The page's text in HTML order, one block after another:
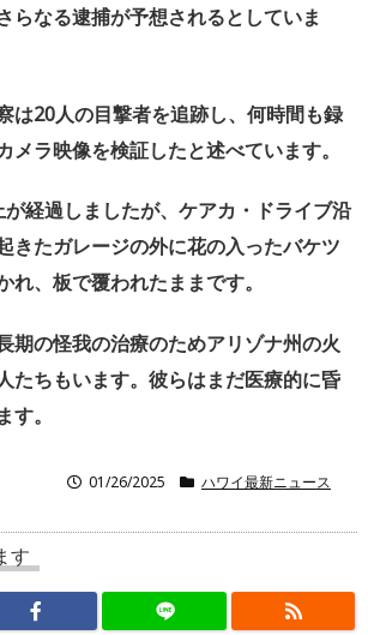
らなる逮捕が予想されるとしていま
は20人の目撃者を追跡し、何時間も録
メラ映像を検証したと述べています。
が経過しましたが、ケアカ・ドライブ沿
きたガレージの外に花の入ったバケツ
れ、板で覆われたままです。
期の怪我の治療のためアリゾナ州の火
たちもいます。彼らはまだ医療的に昏
。
01/26/2025 ハワイ最新ニュース
す